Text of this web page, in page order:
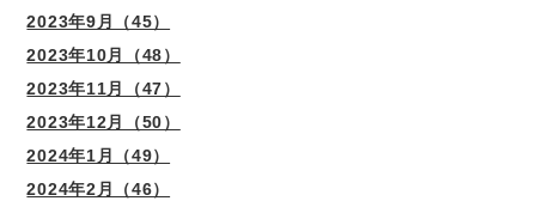
2023年9月（45）
2023年10月（48）
2023年11月（47）
2023年12月（50）
2024年1月（49）
2024年2月（46）